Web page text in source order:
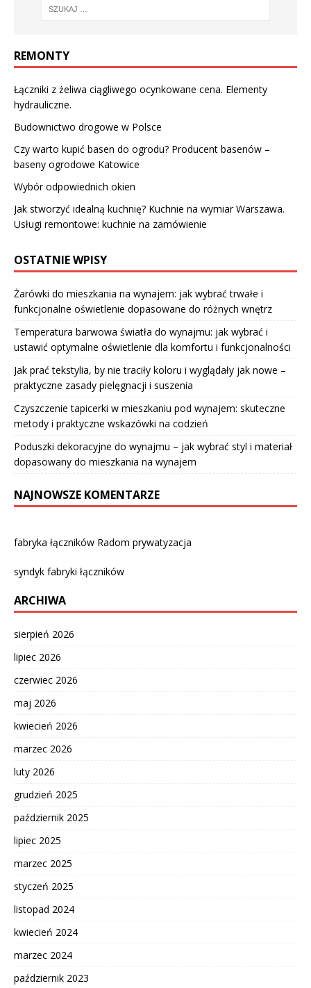
REMONTY
Łączniki z żeliwa ciągliwego ocynkowane cena. Elementy
hydrauliczne.
Budownictwo drogowe w Polsce
Czy warto kupić basen do ogrodu? Producent basenów –
baseny ogrodowe Katowice
Wybór odpowiednich okien
Jak stworzyć idealną kuchnię? Kuchnie na wymiar Warszawa.
Usługi remontowe: kuchnie na zamówienie
OSTATNIE WPISY
Żarówki do mieszkania na wynajem: jak wybrać trwałe i
funkcjonalne oświetlenie dopasowane do różnych wnętrz
Temperatura barwowa światła do wynajmu: jak wybrać i
ustawić optymalne oświetlenie dla komfortu i funkcjonalności
Jak prać tekstylia, by nie traciły koloru i wyglądały jak nowe –
praktyczne zasady pielęgnacji i suszenia
Czyszczenie tapicerki w mieszkaniu pod wynajem: skuteczne
metody i praktyczne wskazówki na codzień
Poduszki dekoracyjne do wynajmu – jak wybrać styl i materiał
dopasowany do mieszkania na wynajem
NAJNOWSZE KOMENTARZE
fabryka łączników Radom prywatyzacja
syndyk fabryki łączników
ARCHIWA
sierpień 2026
lipiec 2026
czerwiec 2026
maj 2026
kwiecień 2026
marzec 2026
luty 2026
grudzień 2025
październik 2025
lipiec 2025
marzec 2025
styczeń 2025
listopad 2024
kwiecień 2024
marzec 2024
październik 2023